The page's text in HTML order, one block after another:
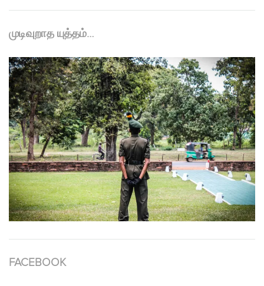
முடிவுறாத யுத்தம்…
FACEBOOK